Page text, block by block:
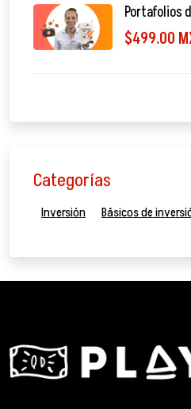
Portafolios
$499.00
Categorías
Inversión Básicos de